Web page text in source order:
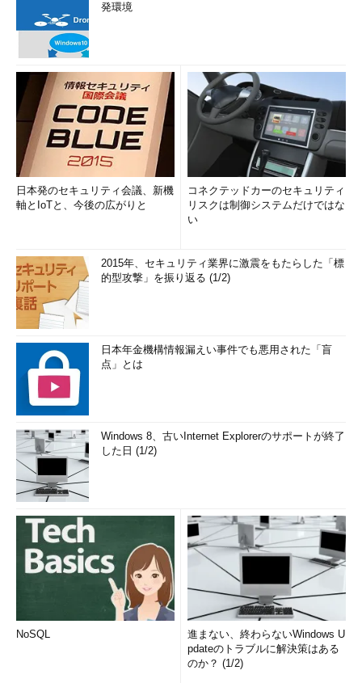
発環境
日本発のセキュリティ会議、新機
軸とIoTと、今後の広がりと
コネクテッドカーのセキュリティ
リスクは制御システムだけではな
い
2015年、セキュリティ業界に激震をもたらした「標
的型攻撃」を振り返る (1/2)
日本年金機構情報漏えい事件でも悪用された「盲
点」とは
Windows 8、古いInternet Explorerのサポートが終了
した日 (1/2)
NoSQL
進まない、終わらないWindows U
pdateのトラブルに解決策はある
のか？ (1/2)